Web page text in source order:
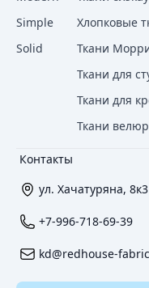
Контакты
ул. Хачатуряна, 8к3
+7-996-718-69-39
kd@redhouse-
Simple
Solid
Ткани
Ткани для
Ткани для
Ткани велюр